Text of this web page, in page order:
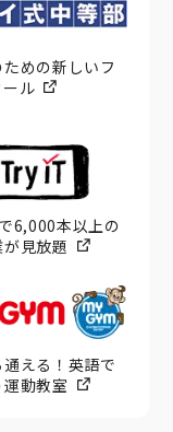
めの新しいフ
ール
6,000本以上の
見放題
通える！英語で
動教室